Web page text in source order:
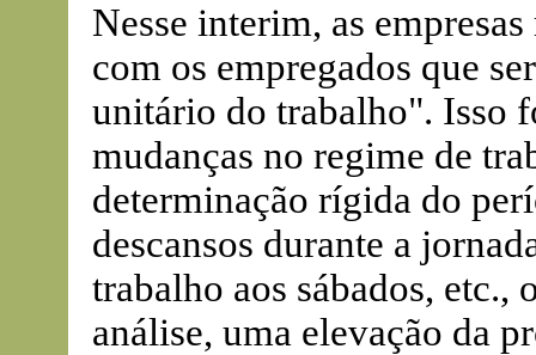
Nesse interim, as
com os empregados que
unitário do trabalho". Isso
mudanças no regime de
determinação rígida do
descansos durante a
trabalho aos sábados,
análise, uma elevação da